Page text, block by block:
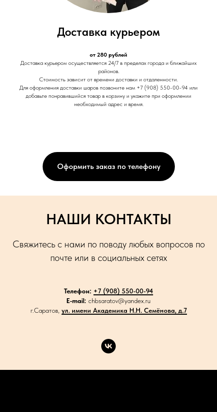
Доставка курьером
от 280 рублей
Доставка курьером осуществляется 24/7 в пределах города и ближайших
районов.
Стоимость зависит от времени доставки и отдаленности.
Для оформления доставки шаров позвоните нам +7 (908) 550-00-94 или
добавьте понравившийся товар в корзину и укажите при оформлении
необходимый адрес и время.
Оформить заказ по телефону
НАШИ КОНТАКТЫ
Свяжитесь с нами по поводу любых вопросов по
почте или в социальных сетях
Телефон: +7 (908) 550-00-94
E-mail: chbsaratov@yandex.ru
г.Саратов, ул. имени Академика Н.Н. Семёнова, д.7